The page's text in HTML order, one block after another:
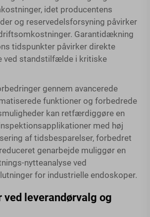
idet producentens
og reservedelsforsyning påvirker
Garantidækning
tidspunkter påvirker direkte
ved standstilfælde i kritiske
gennem avancerede
funktioner og forbedrede
kan retfærdiggøre en
med høj
af tidsbesparelser, forbedret
genarbejde muliggør en
nytteanalyse ved
for industrielle endoskoper.
ved leverandørvalg og